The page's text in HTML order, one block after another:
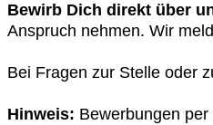
Bewirb Dich direkt über
Anspruch nehmen. Wir
Bei Fragen zur Stelle oder
Hinweis: Bewerbungen